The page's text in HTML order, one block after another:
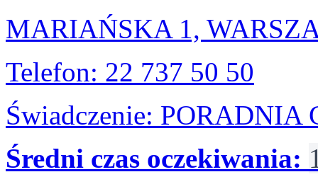
MARIAŃSKA 1,
Telefon: 22 737 50 50
Świadczenie:
Średni czas oczekiwania: